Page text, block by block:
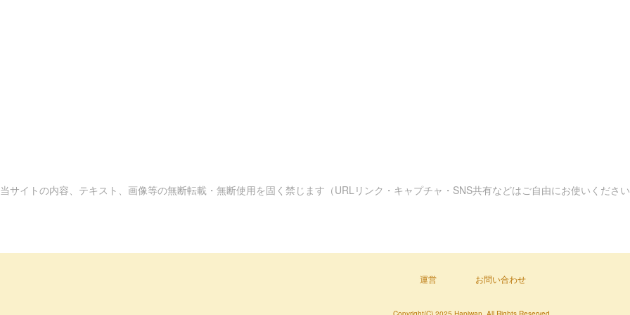
当サイトの内容、テキスト、画像等の無断転載・無断使用を固く禁じます（URLリンク・キャプチャ・SNS共有などはご自由にお使いくださ
運営 お問い合わせ